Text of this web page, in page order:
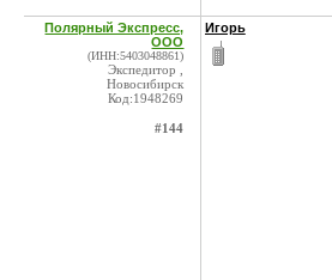
Полярный Экспресс,
ООО
(ИНН:5403048861)
Экспедитор ,
Новосибирск
Код:1948269
#144
Игорь